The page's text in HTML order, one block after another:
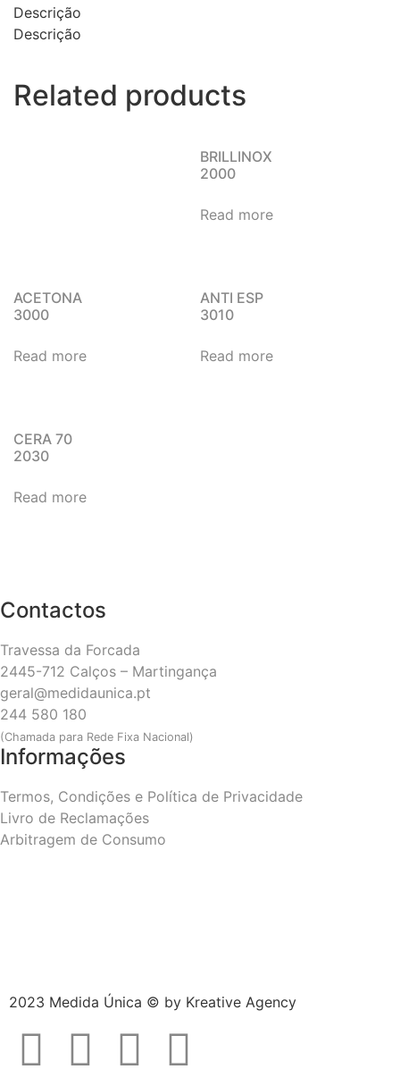
Descrição
Descrição
Related products
BRILLINOX
2000
Read more
ACETONA
3000
Read more
ANTI ESP
3010
Read more
CERA 70
2030
Read more
Contactos
Travessa da Forcada
2445-712 Calços – Martingança
geral@medidaunica.pt
244 580 180
(Chamada para Rede Fixa Nacional)
Informações
Termos, Condições e Política de Privacidade
Livro de Reclamações
Arbitragem de Consumo
2023 Medida Única © by Kreative Agency